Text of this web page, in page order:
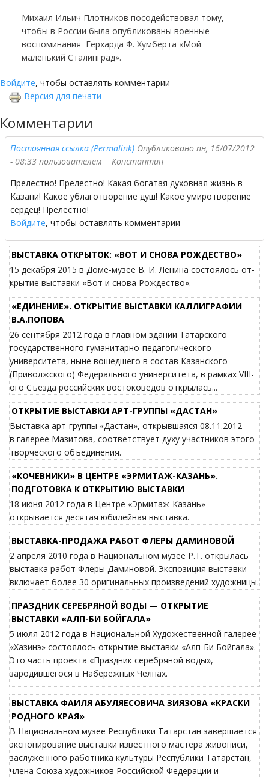
Михаил Ильич Плотников посодействовал тому,
чтобы в России была опубликованы военные
воспоминания Герхарда Ф. Хумберта «Мой
маленький Сталинград».
Войдите, чтобы оставлять комментарии
Версия для печати
Комментарии
Постоянная ссылка (Permalink) Опубликовано пн, 16/07/2012
- 08:33 пользователем
Константин
Прелестно! Прелестно! Какая богатая духовная жизнь в
Казани! Какое ублаготворение душ! Какое умиротворение
сердец! Прелестно!
Войдите, чтобы оставлять комментарии
ВЫСТАВКА ОТКРЫТОК: «ВОТ И СНОВА РОЖДЕСТВО»
15 декабря 2015 в Доме-музее В. И. Ленина со­сто­ялось от­
кры­тие вы­став­ки «Вот и снова Рождество».
«ЕДИНЕНИЕ». ОТКРЫТИЕ ВЫСТАВКИ КАЛЛИГРАФИИ
В.А.ПОПОВА
26 сентября 2012 года в главном здании Татарского
государственного гуманитарно-педагогического
университета, ныне вошедшего в состав Казанского
(Приволжского) Федерального университета, в рамках VIII-
ого Съезда российских востоковедов открылась...
ОТКРЫТИЕ ВЫСТАВКИ АРТ-ГРУППЫ «ДАСТАН»
Выставка арт-группы «Дастан», открывшаяся 08.11.2012
в галерее Мазитова, соответствует духу участников этого
творческого объединения.
«КОЧЕВНИКИ» В ЦЕНТРЕ «ЭРМИТАЖ-КАЗАНЬ».
ПОДГОТОВКА К ОТКРЫТИЮ ВЫСТАВКИ
18 июня 2012 года в Центре «Эрмитаж-Казань»
открывается десятая юбилейная выставка.
ВЫСТАВКА-ПРОДАЖА РАБОТ ФЛЕРЫ ДАМИНОВОЙ
2 апреля 2010 года в Национальном музее Р.Т. открылась
выставка работ Флеры Даминовой. Экспозиция выставки
включает более 30 оригинальных произведений художницы.
ПРАЗДНИК СЕРЕБРЯНОЙ ВОДЫ — ОТКРЫТИЕ
ВЫСТАВКИ «АЛП-БИ БОЙГАЛА»
5 июля 2012 года в Национальной Художественной галерее
«Хазинэ» состоялось открытие выставки «Алп-Би Бойгала».
Это часть проекта «Праздник серебряной воды»,
зародившегося в Набережных Челнах.
ВЫСТАВКА ФАИЛЯ АБУЛЯЕСОВИЧА ЗИЯЗОВА «КРАСКИ
РОДНОГО КРАЯ»
В Национальном музее Республики Татарстан завершается
экспонирование выставки известного мастера живописи,
заслуженного работника культуры Республики Татарстан,
члена Союза художников Российской Федерации и